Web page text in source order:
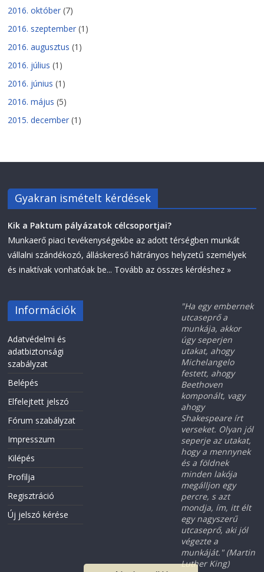
2016. október (7)
2016. szeptember (1)
2016. augusztus (1)
2016. július (1)
2016. június (1)
2016. május (5)
2015. december (1)
Gyakran ismételt kérdések
Kik a Paktum pályázatok célcsoportjai?
Munkaerő piaci tevékenységekbe az adott térségben munkát
vállalni szándékozó, álláskereső hátrányos helyzetű személyek
és inaktívak vonhatóak be... Tovább az összes kérdéshez »
Információk
Adatvédelmi és
adatbiztonsági
szabályzat
Belépés
Elfelejtett jelszó
Fórum szabályzat
Impresszum
Kilépés
Profilja
Regisztráció
Új jelszó kérése
"Ha egy embernek
utcaseprő a
munkája, akkor
úgy seperjen
utakat, ahogy
Michelangelo
festett, ahogy
Beethoven
komponált, vagy
ahogy
Shakespeare írt
verseket. Olyan jól
seperje az utakat,
hogy a mennynek
és a földnek
minden lakója
megálljon egy
percre, s azt
mondja, ím, itt élt
egy nagyszerű
utcaseprő, aki jól
végezte a
munkáját." (Martin
Luther King)